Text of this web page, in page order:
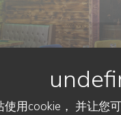
用cookie， 并让您